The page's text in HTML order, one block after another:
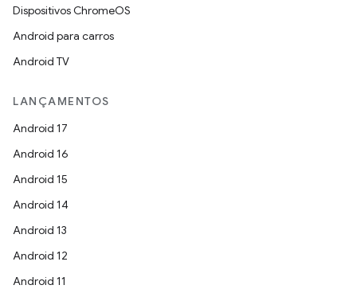
Dispositivos ChromeOS
Android para carros
Android TV
LANÇAMENTOS
Android 17
Android 16
Android 15
Android 14
Android 13
Android 12
Android 11